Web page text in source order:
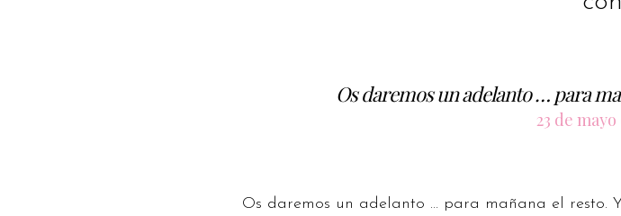
Os daremos un adelanto … para
23 de mayo
Os daremos un adelanto … para mañana el resto.